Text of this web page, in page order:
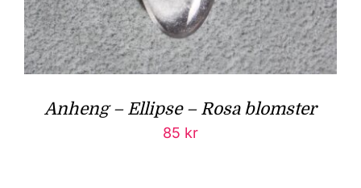
Anheng – Ellipse – Rosa blomster
85 kr